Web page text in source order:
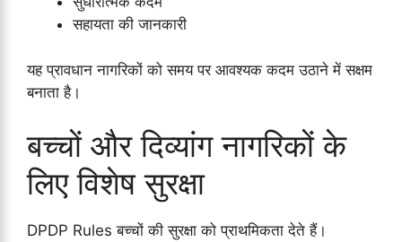
सहायता की जानकारी
यह प्रावधान नागरिकों को समय पर आवश्यक कदम उठाने में सक्षम
बनाता है।
बच्चों और दिव्यांग नागरिकों के
लिए विशेष सुरक्षा
DPDP Rules बच्चों की सुरक्षा को प्राथमिकता देते हैं।